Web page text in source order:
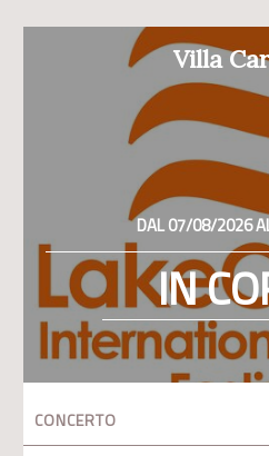
Villa
DAL 07/08/2026
IN
CONCERTO